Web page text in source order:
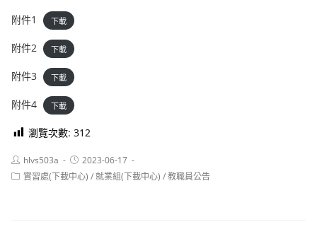
附件1 下載
附件2 下載
附件3 下載
附件4 下載
瀏覽次數: 312
Post
author:
hlvs503a
Post
published:
2023-06-17
Post實習處(下載中心) /就業組(下載中心) /教職員公告